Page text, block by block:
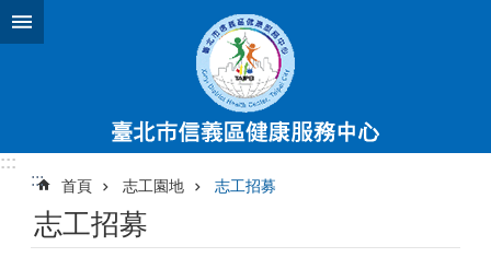
跳到主要內容區塊
:::
:::
首頁 志工園地 志工招募
志工招募